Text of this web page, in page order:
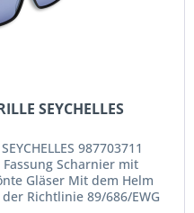
SEYCHELLES
987703711
Scharnier mit
Gläser Mit dem Helm
Richtlinie 89/686/EWG